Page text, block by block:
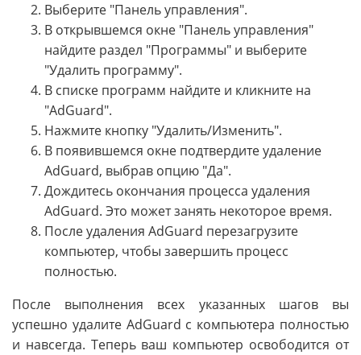
Выберите "Панель управления".
В открывшемся окне "Панель управления"
найдите раздел "Программы" и выберите
"Удалить программу".
В списке программ найдите и кликните на
"AdGuard".
Нажмите кнопку "Удалить/Изменить".
В появившемся окне подтвердите удаление
AdGuard, выбрав опцию "Да".
Дождитесь окончания процесса удаления
AdGuard. Это может занять некоторое время.
После удаления AdGuard перезагрузите
компьютер, чтобы завершить процесс
полностью.
После выполнения всех указанных шагов вы
успешно удалите AdGuard с компьютера полностью
и навсегда. Теперь ваш компьютер освободится от